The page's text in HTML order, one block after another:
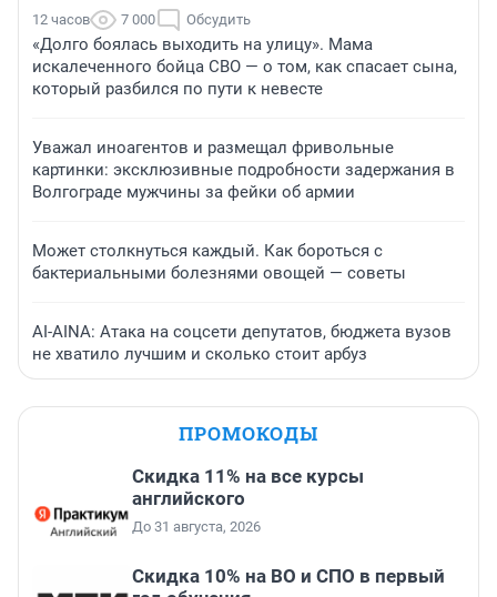
12 часов 7 000 Обсудить
«Долго боялась выходить на улицу». Мама
искалеченного бойца СВО — о том, как спасает сына,
который разбился по пути к невесте
Уважал иноагентов и размещал фривольные
картинки: эксклюзивные подробности задержания в
Волгограде мужчины за фейки об армии
Может столкнуться каждый. Как бороться с
бактериальными болезнями овощей — советы
AI-AINA: Атака на соцсети депутатов, бюджета вузов
не хватило лучшим и сколько стоит арбуз
ПРОМОКОДЫ
Скидка 11% на все курсы
английского
До 31 августа, 2026
Скидка 10% на ВО и СПО в первый